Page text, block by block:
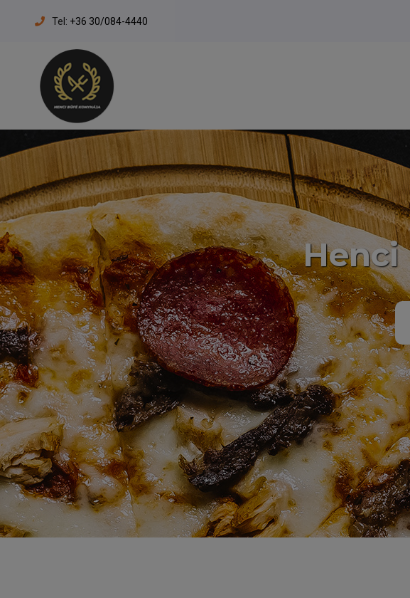
Tel: +36 30/084-4440
Henci